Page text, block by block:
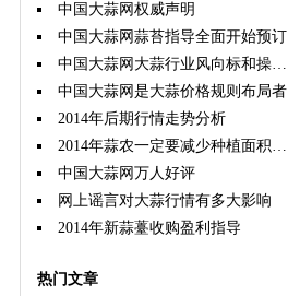
中国大蒜网权威声明
中国大蒜网蒜苔指导全面开始预订
中国大蒜网大蒜行业风向标和操盘手
中国大蒜网是大蒜价格规则布局者
2014年后期行情走势分析
2014年蒜农一定要减少种植面积，这样才能双赢。
中国大蒜网万人好评
网上谣言对大蒜行情有多大影响
2014年新蒜薹收购盈利指导
热门文章